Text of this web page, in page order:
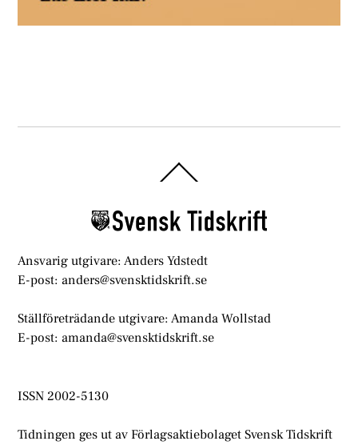
To
Ansvarig utgivare: Anders Ydstedt
E-post: anders@svensktidskrift.se
Ställföreträdande utgivare: Amanda Wollstad
E-post: amanda@svensktidskrift.se
ISSN 2002-5130
Tidningen ges ut av Förlagsaktiebolaget Svensk Tidskrift